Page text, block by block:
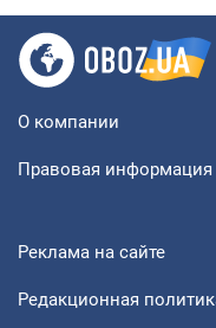
О компании
Правовая информация
Реклама на сайте
Редакционная